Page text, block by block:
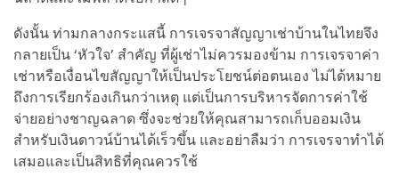
ดังนั้น ท่ามกลางกระแสนี้ การเจรจาสัญญาเช่าบ้านในไทยจึง
กลายเป็น ‘หัวใจ’ สำคัญ ที่ผู้เช่าไม่ควรมองข้าม การเจรจาค่า
เช่าหรือเงื่อนไขสัญญาให้เป็นประโยชน์ต่อตนเอง ไม่ได้หมาย
ถึงการเรียกร้องเกินกว่าเหตุ แต่เป็นการบริหารจัดการค่าใช้
จ่ายอย่างชาญฉลาด ซึ่งจะช่วยให้คุณสามารถเก็บออมเงิน
สำหรับเงินดาวน์บ้านได้เร็วขึ้น และอย่าลืมว่า การเจรจาทำได้
เสมอและเป็นสิทธิที่คุณควรใช้